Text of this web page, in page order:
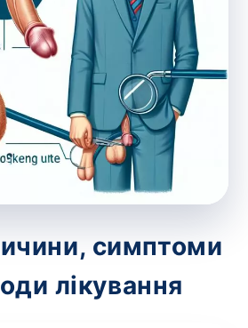
симптоми
лікування
на дослідження не
становлять мазки та
біоматеріалу для них
необхідийзапис до фахівця
Аналіз вдома